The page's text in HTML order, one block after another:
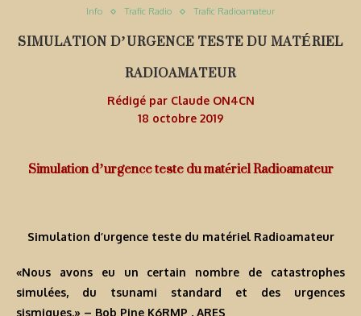
Info Trafic Radio Trafic Radioamateur
SIMULATION D’URGENCE TESTE DU MATÉRIEL
RADIOAMATEUR
Rédigé par Claude ON4CN
18 octobre 2019
Simulation d’urgence teste du matériel Radioamateur
Simulation d’urgence teste du matériel Radioamateur
«Nous avons eu un certain nombre de catastrophes
simulées, du tsunami standard et des urgences
sismiques.» – Bob Pine K6RMP , ARES